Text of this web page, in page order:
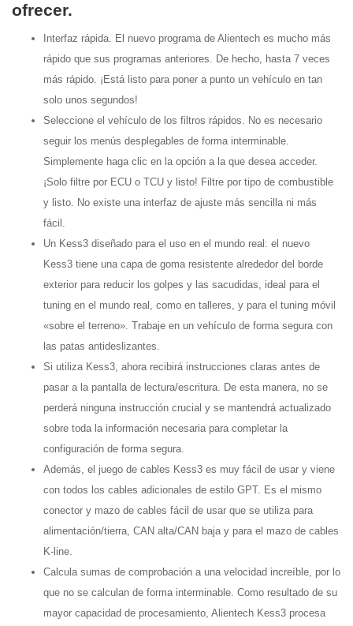
ofrecer.
Interfaz rápida. El nuevo programa de Alientech es mucho más
rápido que sus programas anteriores. De hecho, hasta 7 veces
más rápido. ¡Está listo para poner a punto un vehículo en tan
solo unos segundos!
Seleccione el vehículo de los filtros rápidos. No es necesario
seguir los menús desplegables de forma interminable.
Simplemente haga clic en la opción a la que desea acceder.
¡Solo filtre por ECU o TCU y listo! Filtre por tipo de combustible
y listo. No existe una interfaz de ajuste más sencilla ni más
fácil.
Un Kess3 diseñado para el uso en el mundo real: el nuevo
Kess3 tiene una capa de goma resistente alrededor del borde
exterior para reducir los golpes y las sacudidas, ideal para el
tuning en el mundo real, como en talleres, y para el tuning móvil
«sobre el terreno». Trabaje en un vehículo de forma segura con
las patas antideslizantes.
Si utiliza Kess3, ahora recibirá instrucciones claras antes de
pasar a la pantalla de lectura/escritura. De esta manera, no se
perderá ninguna instrucción crucial y se mantendrá actualizado
sobre toda la información necesaria para completar la
configuración de forma segura.
Además, el juego de cables Kess3 es muy fácil de usar y viene
con todos los cables adicionales de estilo GPT. Es el mismo
conector y mazo de cables fácil de usar que se utiliza para
alimentación/tierra, CAN alta/CAN baja y para el mazo de cables
K-line.
Calcula sumas de comprobación a una velocidad increíble, por lo
que no se calculan de forma interminable. Como resultado de su
mayor capacidad de procesamiento, Alientech Kess3 procesa